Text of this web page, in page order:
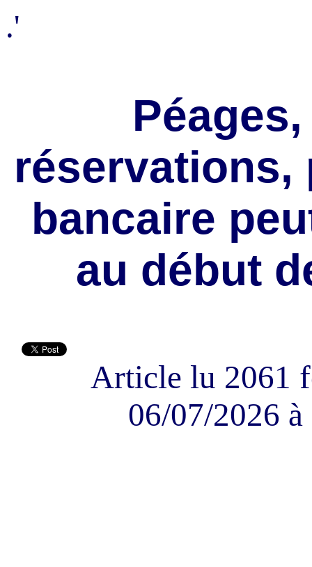
.'
réservations,
bancaire
au début
Article lu 2061
06/07/2026